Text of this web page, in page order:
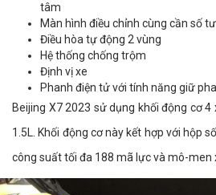
tâm
Màn hình điều chỉnh cùng cần số
Điều hòa tự động 2 vùng
Hệ thống chống trộm
Định vị xe
Phanh điện tử với tính năng giữ
Beijing X7 2023 sử dụng khối động cơ
1.5L. Khối động cơ này kết hợp với hộp
công suất tối đa 188 mã lực và mô-men